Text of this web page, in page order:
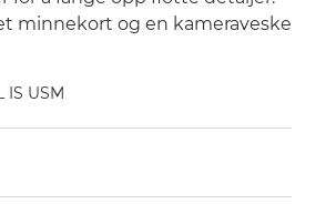
minnekort og en kameraveske
IS USM